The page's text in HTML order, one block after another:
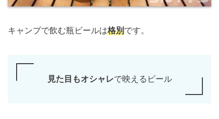
キャンプで飲む瓶ビールは格別です。
見た目もオシャレで映えるビール